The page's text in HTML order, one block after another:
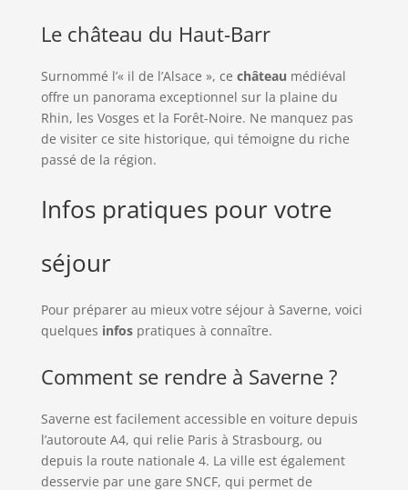
Le château du Haut-Barr
Surnommé l’« il de l’Alsace », ce château médiéval
offre un panorama exceptionnel sur la plaine du
Rhin, les Vosges et la Forêt-Noire. Ne manquez pas
de visiter ce site historique, qui témoigne du riche
passé de la région.
Infos pratiques pour votre
séjour
Pour préparer au mieux votre séjour à Saverne, voici
quelques infospratiques à connaître.
Comment se rendre à Saverne ?
Saverne est facilement accessible en voiture depuis
l’autoroute A4, qui relie Paris à Strasbourg, ou
depuis la route nationale 4. La ville est également
desservie par une gare SNCF, qui permet de